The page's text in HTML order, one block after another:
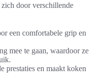
door verschillende
een comfortabele grip en
mee te gaan, waardoor ze
prestaties en maakt koken